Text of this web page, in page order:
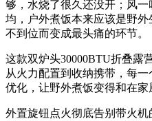
够，水烧了很久还没开；风
均，户外煮饭本来应该是野
不到位而变成最头痛的环节。
这款双炉头30000BTU折叠露
从火力配置到收纳携带，每
优化，让野外煮饭变得和在家
外置旋钮点火彻底告别带火